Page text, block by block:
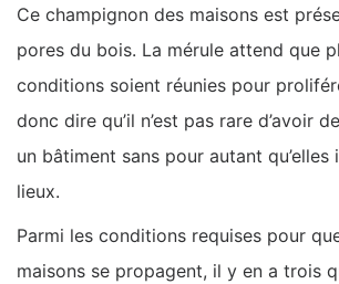
Ce champignon des maisons est
pores du bois. La mérule attend que
conditions soient réunies pour
donc dire qu’il n’est pas rare d’avoir
un bâtiment sans pour autant qu’elles
lieux.
Parmi les conditions requises pour
maisons se propagent, il y en a trois